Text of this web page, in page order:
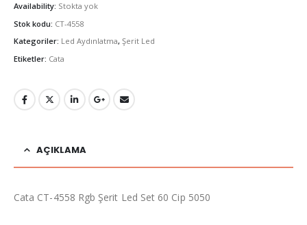
Availability: Stokta yok
Stok kodu: CT-4558
Kategoriler: Led Aydınlatma, Şerit Led
Etiketler: Cata
AÇIKLAMA
Cata CT-4558 Rgb Şerit Led Set 60 Cip 5050